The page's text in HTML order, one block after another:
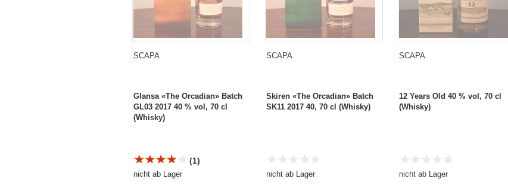
SCAPA
Glansa «The Orcadian» Batch
GL03 2017 40 % vol, 70 cl
(Whisky)
(1)
nicht ab Lager
SCAPA
Skiren «The Orcadian» Batch
SK11 2017 40, 70 cl (Whisky)
nicht ab Lager
SCAPA
12 Years Old 40 % vol, 70 cl
(Whisky)
nicht ab Lager